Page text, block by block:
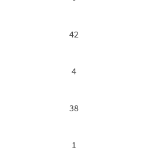
42
4
38
1